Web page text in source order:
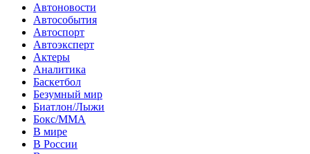
Автоновости
Автособытия
Автоспорт
Автоэксперт
Актеры
Аналитика
Баскетбол
Безумный мир
Биатлон/Лыжи
Бокс/MMA
В мире
В России